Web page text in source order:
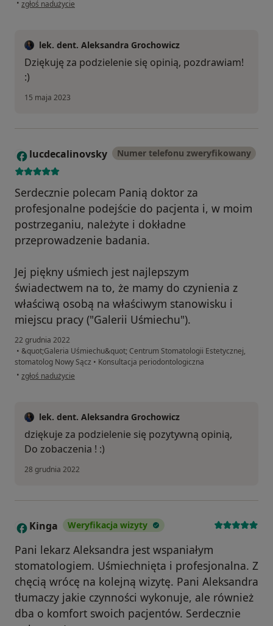
• zgłoś nadużycie
lek. dent. Aleksandra Grochowicz
Dziękuję za podzielenie się opinią, pozdrawiam!
:)
15 maja 2023
L lucdecalinovsky Numer telefonu zweryfikowany
Serdecznie polecam Panią doktor za
profesjonalne podejście do pacjenta i, w moim
postrzeganiu, należyte i dokładne
przeprowadzenie badania.
Jej piękny uśmiech jest najlepszym
świadectwem na to, że mamy do czynienia z
właściwą osobą na właściwym stanowisku i
miejscu pracy ("Galerii Uśmiechu").
22 grudnia 2022
• &quot;Galeria Uśmiechu&quot; Centrum Stomatologii Estetycznej,
stomatolog Nowy Sącz • Konsultacja periodontologiczna
• w opinii użytkownika lucdecalinovsky
zgłoś nadużycie
lek. dent. Aleksandra Grochowicz
dziękuje za podzielenie się pozytywną opinią,
Do zobaczenia ! :)
28 grudnia 2022
K Kinga Weryfikacja wizyty
Pani lekarz Aleksandra jest wspaniałym
stomatologiem. Uśmiechnięta i profesjonalna. Z
chęcią wrócę na kolejną wizytę. Pani Aleksandra
tłumaczy jakie czynności wykonuje, ale również
dba o komfort swoich pacjentów. Serdecznie